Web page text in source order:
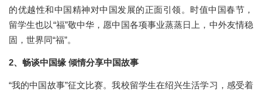
的优越性和中国精神对中国发展的正面引领。时值中国春节，
留学生也以“福”敬中华，愿中国各项事业蒸蒸日上，中外友情稳
固，世界同“福”。
2、畅谈中国缘 倾情分享中国故事
“我的中国故事”征文比赛。我校留学生在绍兴生活学习，感受着